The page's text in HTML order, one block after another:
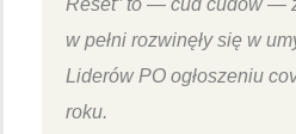
Reset” to — cud cudów —
w pełni rozwinęły się w
Liderów PO ogłoszeniu
roku.